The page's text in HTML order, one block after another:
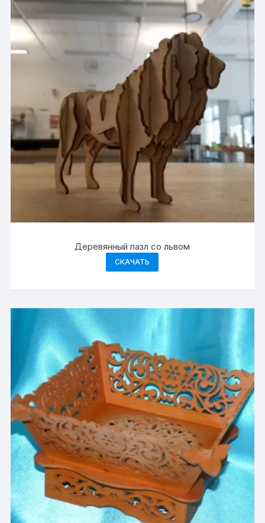
Деревянный пазл со львом
СКАЧАТЬ